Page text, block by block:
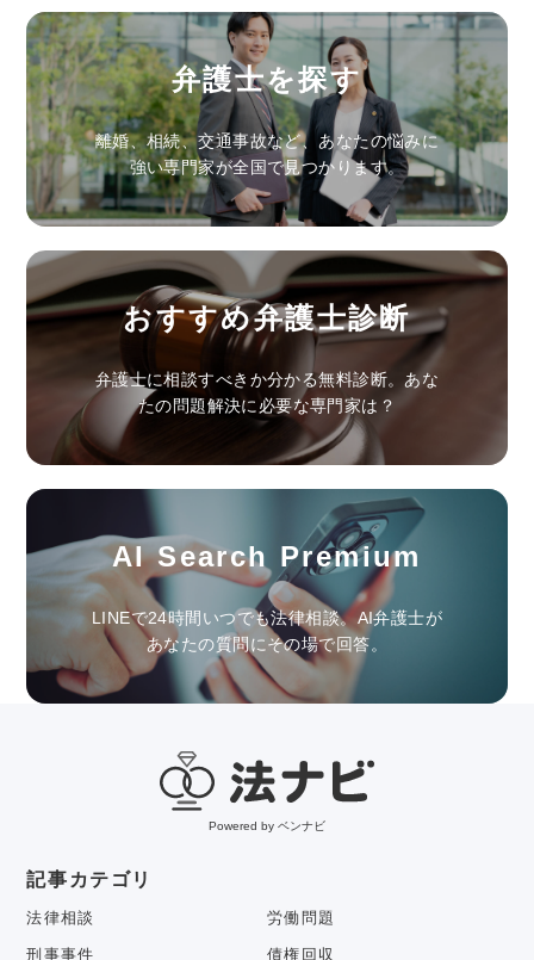
弁護士を探す
離婚、相続、交通事故など、あなたの悩みに
強い専門家が全国で見つかります。
おすすめ弁護士診断
弁護士に相談すべきか分かる無料診断。あな
たの問題解決に必要な専門家は？
AI Search Premium
LINEで24時間いつでも法律相談。AI弁護士が
あなたの質問にその場で回答。
Powered by ベンナビ
記事カテゴリ
法律相談 労働問題
刑事事件 債権回収